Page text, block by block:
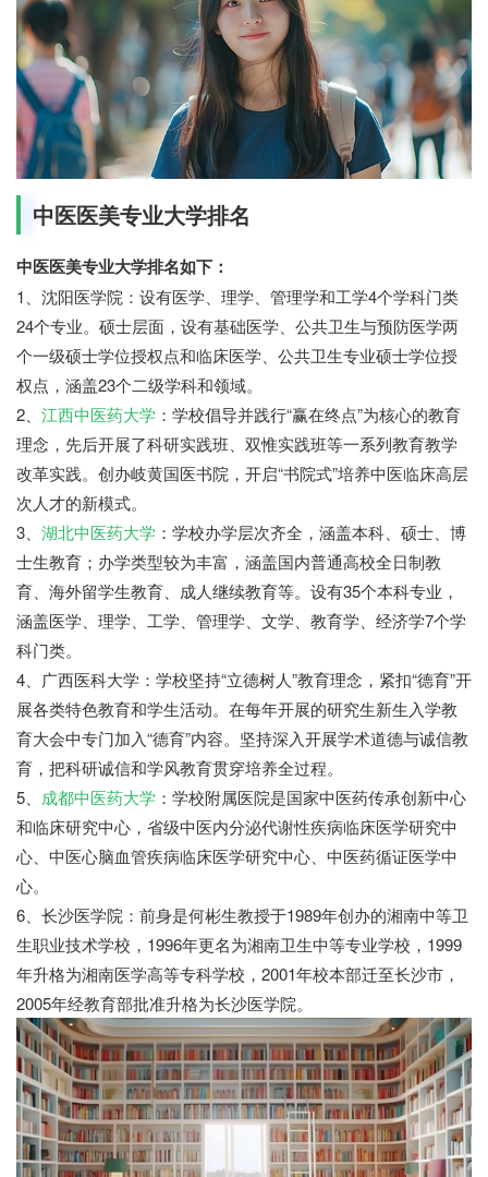
中医医美专业大学排名
中医医美专业大学排名如下：
1、沈阳医学院：设有医学、理学、管理学和工学4个学科门类
24个专业。硕士层面，设有基础医学、公共卫生与预防医学两
个一级硕士学位授权点和临床医学、公共卫生专业硕士学位授
权点，涵盖23个二级学科和领域。
2、 江西中医药大学 ：学校倡导并践行“赢在终点”为核心的教育
理念，先后开展了科研实践班、双惟实践班等一系列教育教学
改革实践。创办岐黄国医书院，开启“书院式”培养中医临床高层
次人才的新模式。
3、 湖北中医药大学 ：学校办学层次齐全，涵盖本科、硕士、博
士生教育；办学类型较为丰富，涵盖国内普通高校全日制教
育、海外留学生教育、成人继续教育等。设有35个本科专业，
涵盖医学、理学、工学、管理学、文学、教育学、经济学7个学
科门类。
4、广西医科大学：学校坚持“立德树人”教育理念，紧扣“德育”开
展各类特色教育和学生活动。在每年开展的研究生新生入学教
育大会中专门加入“德育”内容。坚持深入开展学术道德与诚信教
育，把科研诚信和学风教育贯穿培养全过程。
5、 成都中医药大学 ：学校附属医院是国家中医药传承创新中心
和临床研究中心，省级中医内分泌代谢性疾病临床医学研究中
心、中医心脑血管疾病临床医学研究中心、中医药循证医学中
心。
6、长沙医学院：前身是何彬生教授于1989年创办的湘南中等卫
生职业技术学校，1996年更名为湘南卫生中等专业学校，1999
年升格为湘南医学高等专科学校，2001年校本部迁至长沙市，
2005年经教育部批准升格为长沙医学院。